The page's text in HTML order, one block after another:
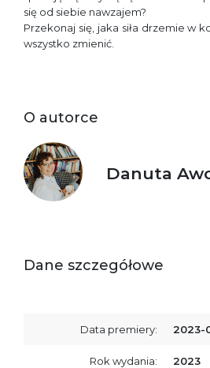
się od siebie nawzajem?
Przekonaj się, jaka siła drzemie w
wszystko zmienić.
O autorce
Danuta
Dane szczegółowe
Data premiery: 2023-
Rok wydania: 2023